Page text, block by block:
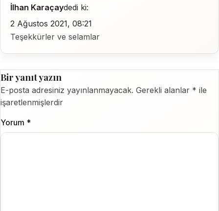
İlhan Karaçaydedi ki:
2 Ağustos 2021, 08:21
Teşekkürler ve selamlar
Bir yanıt yazın
E-posta adresiniz yayınlanmayacak. Gerekli alanlar * ile
işaretlenmişlerdir
Yorum *